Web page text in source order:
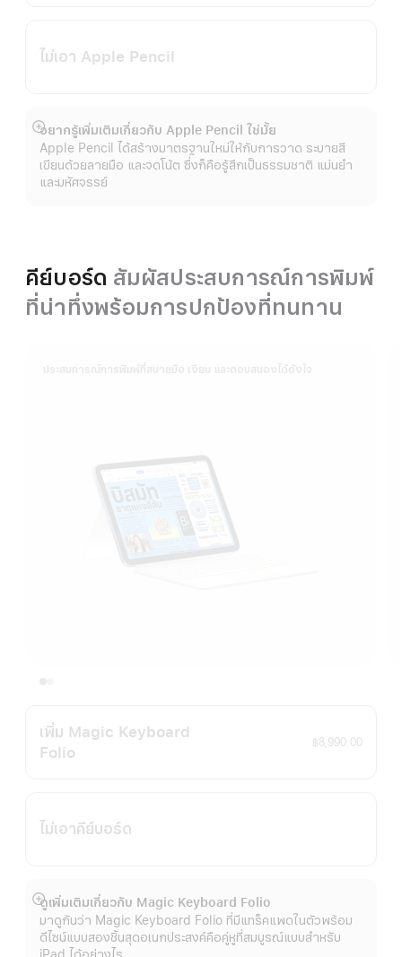
ไม่เอา Apple Pencil
อยากรู้เพิ่มเติมเกี่ยวกับ Apple Pencil ใช่มั้ย
Apple Pencil ได้สร้างมาตรฐานใหม่ให้กับการวาด ระบายสี
เขียนด้วยลายมือ และจดโน้ต ซึ่งก็คือรู้สึกเป็นธรรมชาติ แม่นยำ
และมหัศจรรย์
แสดง
เพิ่ม
เติม
คีย์บอร์ด สัมผัสประสบการณ์การพิมพ์
ที่น่าทึ่งพร้อมการปกป้องที่ทนทาน
เพิ่ม Magic Keyboard
Folio
฿8,990.00
ไม่เอาคีย์บอร์ด
ดูเพิ่มเติมเกี่ยวกับ Magic Keyboard Folio
มาดูกันว่า Magic Keyboard Folio ที่มีแทร็คแพดในตัวพร้อม
ดีไซน์แบบสองชิ้นสุดอเนกประสงค์คือคู่หูที่สมบูรณ์แบบสำหรับ
แสดง
เพิ่ม
เติม